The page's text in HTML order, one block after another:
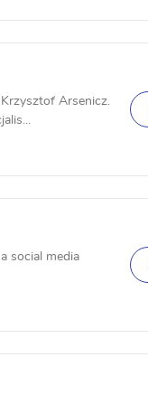
Arsenicz.
social media